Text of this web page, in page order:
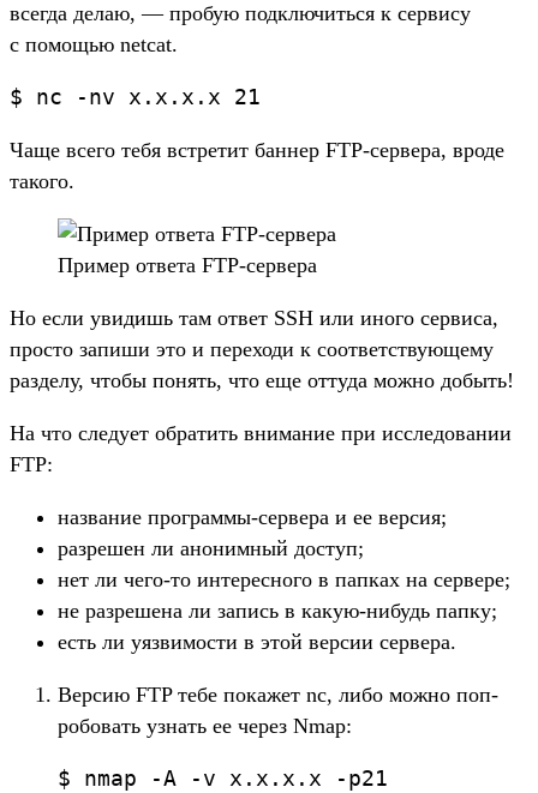
всег­да делаю, — про­бую под­клю­чить­ся к сер­вису
с помощью netcat.
$ nc -nv x. x. x. x 21
Ча­ще все­го тебя встре­тит бан­нер FTP-сер­вера, вро­де
такого.
При­мер отве­та FTP-сер­вера
Но если уви­дишь там ответ SSH или ино­го сер­виса,
прос­то запиши это и перехо­ди к соот­ветс­тву­юще­му
раз­делу, что­бы понять, что еще отту­да мож­но добыть!
На что сле­дует обра­тить вни­мание при иссле­дова­нии
FTP:
наз­вание прог­раммы‑сер­вера и ее вер­сия;
раз­решен ли ано­ним­ный дос­туп;
нет ли чего‑то инте­рес­ного в пап­ках на сер­вере;
не раз­решена ли запись в какую‑нибудь пап­ку;
есть ли уяз­вимос­ти в этой вер­сии сер­вера.
Вер­сию FTP тебе покажет nc, либо мож­но поп­
робовать узнать ее через Nmap:
$ nmap -A -v x. x. x. x -p21